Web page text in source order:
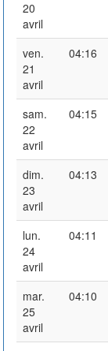
20
avril
ven.
21
avril
04:16
sam.
22
avril
04:15
dim.
23
avril
04:13
lun.
24
avril
04:11
mar.
25
avril
04:10